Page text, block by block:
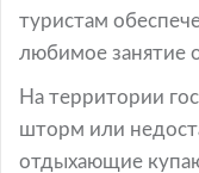
туристам
любимое занятие
На территории
шторм или
отдыхающие